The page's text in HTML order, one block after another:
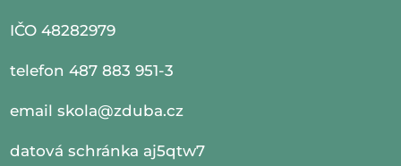
IČO 48282979
telefon 487 883 951-3
emailskola@zduba.cz
datová schránka aj5qtw7